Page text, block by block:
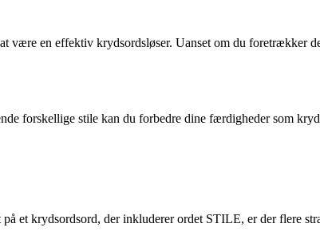
være en effektiv krydsordsløser. Uanset om du foretrækker
forskellige stile kan du forbedre dine færdigheder som
et krydsordsord, der inkluderer ordet STILE, er der flere